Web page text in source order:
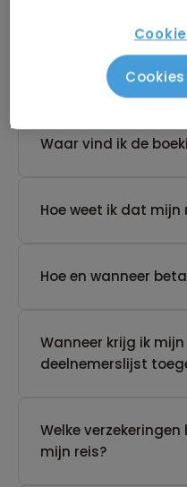
De reis van mijn
gegarandeerd
Waar vind ik de
Hoe weet ik dat
Hoe en wanneer
Wanneer krijg ik
deelnemerslijst
Welke
mijn reis?